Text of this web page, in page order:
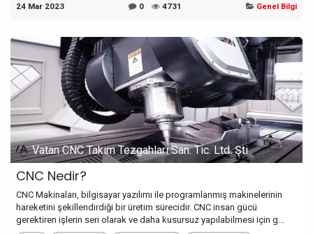
24 Mar 2023 0 4731 Genel Bilgi
Vatan CNC Takım Tezgahları San. Tic. Ltd. Şti.
CNC Nedir?
CNC Makinaları, bilgisayar yazılımı ile programlanmış makinelerinin
hareketini şekillendirdiği bir üretim sürecidir. CNC insan gücü
gerektiren işlerin seri olarak ve daha kusursuz yapılabilmesi için g...